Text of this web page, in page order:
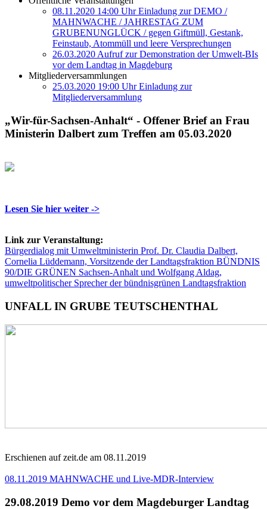
08.11.2020 14:00 Uhr Einladung zur DEMO /
MAHNWACHE / JAHRESTAG ZUM
GRUBENUNGLÜCK / gegen Giftmüll, Gestank,
Feinstaub, Atommüll und leere Versprechungen
26.03.2020 Aufruf zur Demonstration der Umwelt-BIs
vor dem Landtag in Magdeburg
Mitgliederversammlungen
25.03.2020 19:00 Uhr Einladung zur
Mitgliederversammlung
„Wir-für-Sachsen-Anhalt“ - Offener Brief an Frau
Ministerin Dalbert zum Treffen am 05.03.2020
Lesen Sie hier weiter ->
Link zur Veranstaltung:
Bürgerdialog mit Umweltministerin Prof. Dr. Claudia Dalbert,
Cornelia Lüddemann, Vorsitzende der Landtagsfraktion BÜNDNIS
90/DIE GRÜNEN Sachsen-Anhalt und Wolfgang Aldag,
umweltpolitischer Sprecher der bündnisgrünen Landtagsfraktion
UNFALL IN GRUBE TEUTSCHENTHAL
Erschienen auf zeit.de am 08.11.2019
08.11.2019 MAHNWACHE und Live-MDR-Interview
29.08.2019 Demo vor dem Magdeburger Landtag